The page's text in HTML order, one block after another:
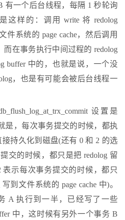
有一个后台线程，每隔 1 秒轮询
这样的：调用 write 将 redolog
件系统的 page cache，然后调用
而在事务执行中间过程的 redolog
buffer 中的，也就是说，一个没
，也是有可能会被后台线程一
设置是
是，每次事务提交的时候，都执
接持久化到磁盘(还有 0 和 2 的选
交的时候，都只是把 redolog 留
表示每次事务提交的时候，都只
到文件系统的 page cache 中)。
A 执行到一半，已经写了一些
中，这时候有另外一个事务 B